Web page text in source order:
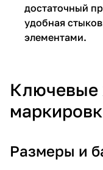
достаточный
удобная
элементами.
Ключевые
Размеры и